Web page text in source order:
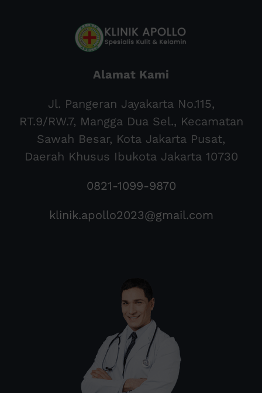
Alamat Kami
Jl. Pangeran Jayakarta No.115,
RT.9/RW.7, Mangga Dua Sel., Kecamatan
Sawah Besar, Kota Jakarta Pusat,
Daerah Khusus Ibukota Jakarta 10730
0821-1099-9870
klinik.apollo2023@gmail.com